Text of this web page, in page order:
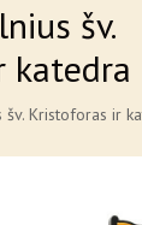
šv.
katedra
šv. Kristoforas ir